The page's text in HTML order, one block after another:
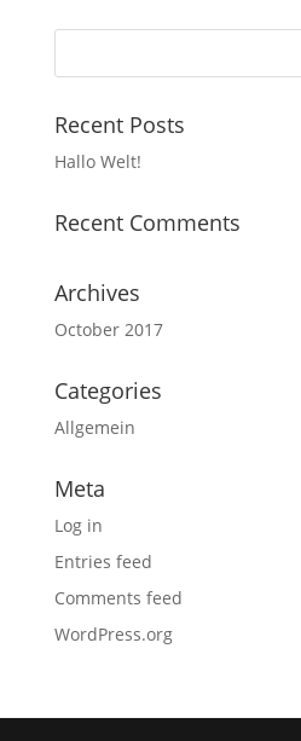
Recent Posts
Hallo Welt!
Recent Comments
Archives
October 2017
Categories
Allgemein
Meta
Log in
Entries feed
Comments feed
WordPress.org